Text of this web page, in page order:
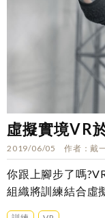
虛擬實境VR
2019/06/05 作者 戴
你跟上腳步了嗎
組織將訓練結合虛
進行訓練,還能分析